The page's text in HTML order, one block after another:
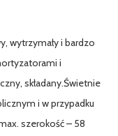
wytrzymały i bardzo
i
składany.Świetnie
i w przypadku
szerokość – 58